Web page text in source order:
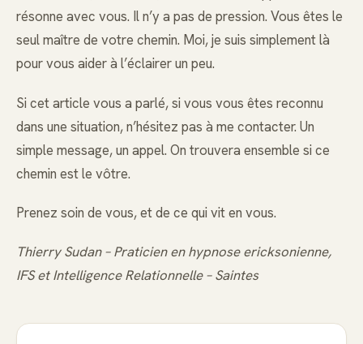
résonne avec vous. Il n’y a pas de pression. Vous êtes le
seul maître de votre chemin. Moi, je suis simplement là
pour vous aider à l’éclairer un peu.
Si cet article vous a parlé, si vous vous êtes reconnu
dans une situation, n’hésitez pas à me contacter. Un
simple message, un appel. On trouvera ensemble si ce
chemin est le vôtre.
Prenez soin de vous, et de ce qui vit en vous.
Thierry Sudan – Praticien en hypnose ericksonienne,
IFS et Intelligence Relationnelle – Saintes